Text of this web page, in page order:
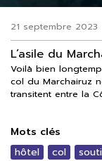
21 septembre 2023
L’asile du
Voilà bien
col du Marchairuz
transitent entre la
Mots clés
hôtel col